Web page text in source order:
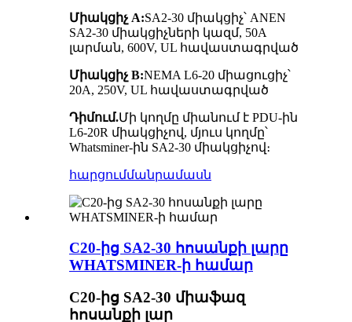
Միակցիչ A:SA2-30 միակցիչ՝ ANEN
SA2-30 միակցիչների կազմ, 50A
լարման, 600V, UL հավաստագրված
Միակցիչ B:NEMA L6-20 միացուցիչ՝
20A, 250V, UL հավաստագրված
Դիմում.Մի կողմը միանում է PDU-ին
L6-20R միակցիչով, մյուս կողմը՝
Whatsminer-ին SA2-30 միակցիչով։
հարցումմանրամասն
C20-ից SA2-30 հոսանքի լարը
WHATSMINER-ի համար
C20-ից SA2-30 միաֆազ
հոսանքի լար